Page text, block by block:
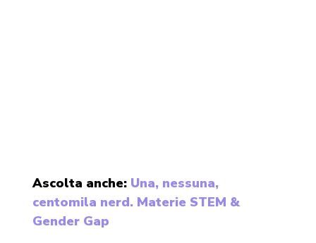
Ascolta anche: Una, nessuna,
centomila nerd. Materie STEM &
Gender Gap